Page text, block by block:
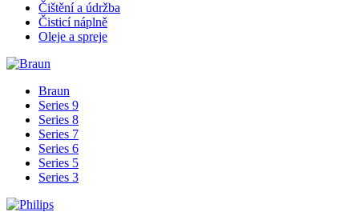
Čištění a údržba
Čisticí náplně
Oleje a spreje
Braun
Series 9
Series 8
Series 7
Series 6
Series 5
Series 3